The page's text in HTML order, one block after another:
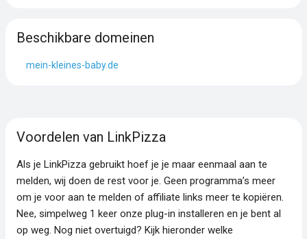
Beschikbare domeinen
mein-kleines-baby.de
Voordelen van LinkPizza
Als je LinkPizza gebruikt hoef je je maar eenmaal aan te
melden, wij doen de rest voor je. Geen programma’s meer
om je voor aan te melden of affiliate links meer te kopiëren.
Nee, simpelweg 1 keer onze plug-in installeren en je bent al
op weg. Nog niet overtuigd? Kijk hieronder welke